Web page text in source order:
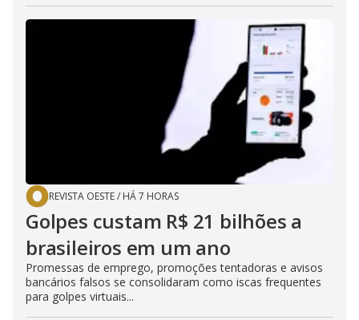
REVISTA OESTE/ HÁ 7 HORAS
Golpes custam R$ 21 bilhões a
brasileiros em um ano
Promessas de emprego, promoções tentadoras e avisos
bancários falsos se consolidaram como iscas frequentes
para golpes virtuais...